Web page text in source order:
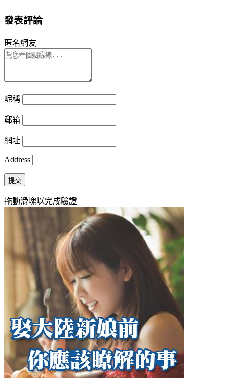
發表評論
匿名網友
昵稱
郵箱
網址
Address
提交
拖動滑塊以完成驗證